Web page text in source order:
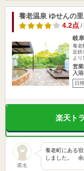
養老温泉 ゆせんの
4.2点/
岐
養老
近鉄
より
営
入
日
楽天ト
匿名
養老町にある
しました。 余